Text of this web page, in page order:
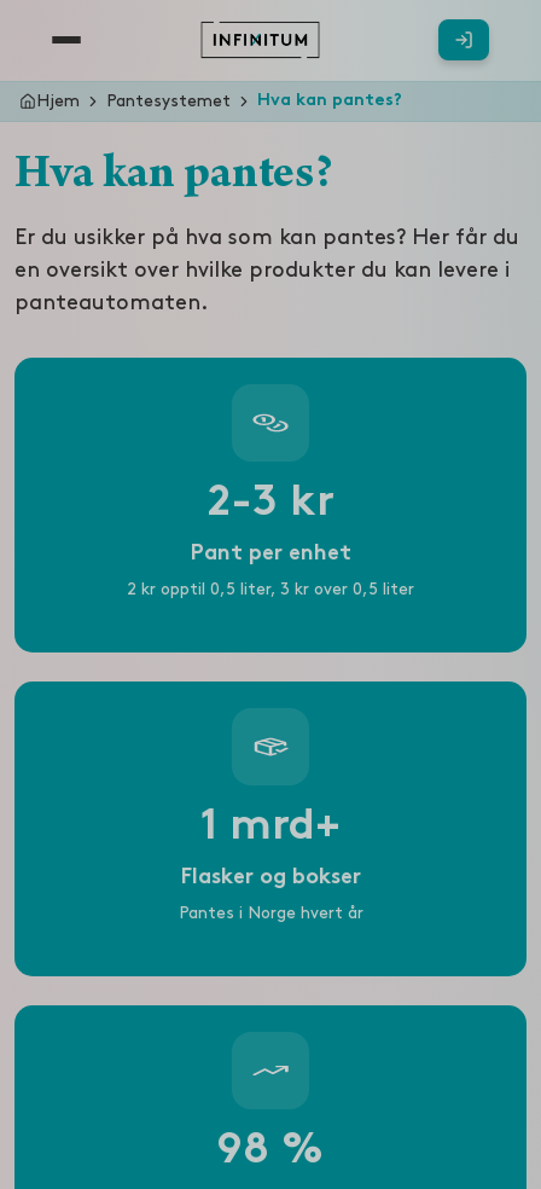
Hjem Pantesystemet Hva kan pantes?
Hva kan pantes?
Er du usikker på hva som kan pantes? Her får du
en oversikt over hvilke produkter du kan levere i
panteautomaten.
2-3 kr
Pant per enhet
2 kr opptil 0,5 liter, 3 kr over 0,5 liter
1 mrd+
Flasker og bokser
Pantes i Norge hvert år
98 %